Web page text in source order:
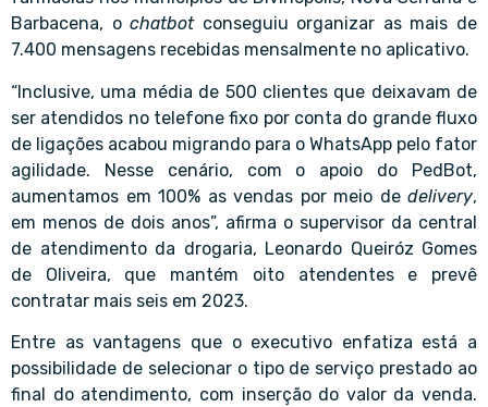
Barbacena, ochatbotconseguiu organizar as mais de
7.400 mensagens recebidas mensalmente no aplicativo.
“Inclusive, uma média de 500 clientes que deixavam de
ser atendidos no telefone fixo por conta do grande fluxo
de ligações acabou migrando para o WhatsApp pelo fator
agilidade. Nesse cenário, com o apoio do PedBot,
aumentamos em 100% as vendas por meio de delivery,
em menos de dois anos”, afirma o supervisor da central
de atendimento da drogaria, Leonardo Queiróz Gomes
de Oliveira, que mantém oito atendentes e prevê
contratar mais seis em 2023.
Entre as vantagens que o executivo enfatiza está a
possibilidade de selecionar o tipo de serviço prestado ao
final do atendimento, com inserção do valor da venda.